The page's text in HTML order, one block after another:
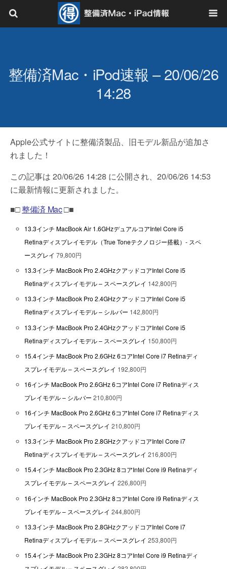
整備済Mac・iPod速報 – 20/06/26
14:28
Apple公式サイトに整備済製品、旧モデル新品が追加さ
れました！
この記事は 20/06/26 14:28 に公開され、20/06/26 14:53
に最新情報に更新されました。
■□整備済 Mac□■
13.3インチ MacBook Air 1.6GHzデュアルコアIntel Core i5
Retinaディスプレイモデル（True Toneテクノロジー搭載）- スペ
ースグレイ79,800円
13.3インチ MacBook Pro 2.4GHzクアッドコアIntel Core i5
Retinaディスプレイモデル – スペースグレイ 142,800円
13.3インチ MacBook Pro 2.4GHzクアッドコアIntel Core i5
Retinaディスプレイモデル – シルバー 142,800円
13.3インチ MacBook Pro 2.4GHzクアッドコアIntel Core i5
Retinaディスプレイモデル – スペースグレイ 150,800円
15.4インチ MacBook Pro 2.6GHz 6コアIntel Core i7 Retinaディ
スプレイモデル – スペースグレイ 192,800円
16インチ MacBook Pro 2.6GHz 6コアIntel Core i7 Retinaディス
プレイモデル – シルバー210,800円
16インチ MacBook Pro 2.6GHz 6コアIntel Core i7 Retinaディス
プレイモデル – スペースグレイ210,800円
13.3インチ MacBook Pro 2.8GHzクアッドコアIntel Core i7
Retinaディスプレイモデル – スペースグレイ216,800円
15.4インチ MacBook Pro 2.3GHz 8コアIntel Core i9 Retinaディ
スプレイモデル – スペースグレイ226,800円
16インチ MacBook Pro 2.3GHz 8コアIntel Core i9 Retinaディス
プレイモデル – スペースグレイ244,800円
13.3インチ MacBook Pro 2.8GHzクアッドコアIntel Core i7
Retinaディスプレイモデル – スペースグレイ253,800円
15.4インチ MacBook Pro 2.3GHz 8コアIntel Core i9 Retinaディ